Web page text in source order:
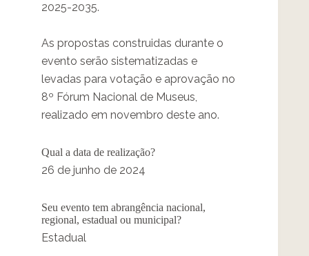
2025-2035.
As propostas construidas durante o
evento serão sistematizadas e
levadas para votação e aprovação no
8º Fórum Nacional de Museus,
realizado em novembro deste ano.
Qual a data de realização?
26 de junho de 2024
Seu evento tem abrangência nacional,
regional, estadual ou municipal?
Estadual